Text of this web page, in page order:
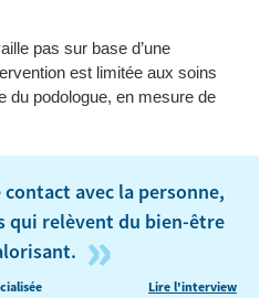
pas sur base d’une
est limitée aux soins
du podologue, en mesure de
avec la personne,
qui relèvent du bien-être
»
spécialisée Lire l'interview